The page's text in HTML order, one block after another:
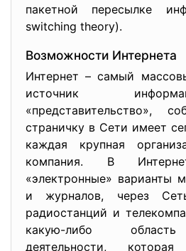
пакетной пересылке
switching theory).
Возможности Интернета
Интернет – самый
источник
«представительство»,
страничку в Сети имеет
каждая крупная
компания. В
«электронные» варианты
и журналов, через
радиостанций и
какую-либо область
деятельности,